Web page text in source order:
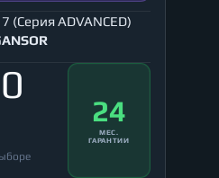
(Серия ADVANCED)
24
МЕС.
ГАРАНТИИ